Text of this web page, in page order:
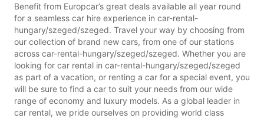
Benefit from Europcar’s great deals available all year round
for a seamless car hire experience in car-rental-
hungary/szeged/szeged. Travel your way by choosing from
our collection of brand new cars, from one of our stations
across car-rental-hungary/szeged/szeged. Whether you are
looking for car rental in car-rental-hungary/szeged/szeged
as part of a vacation, or renting a car for a special event, you
will be sure to find a car to suit your needs from our wide
range of economy and luxury models. As a global leader in
car rental, we pride ourselves on providing world class